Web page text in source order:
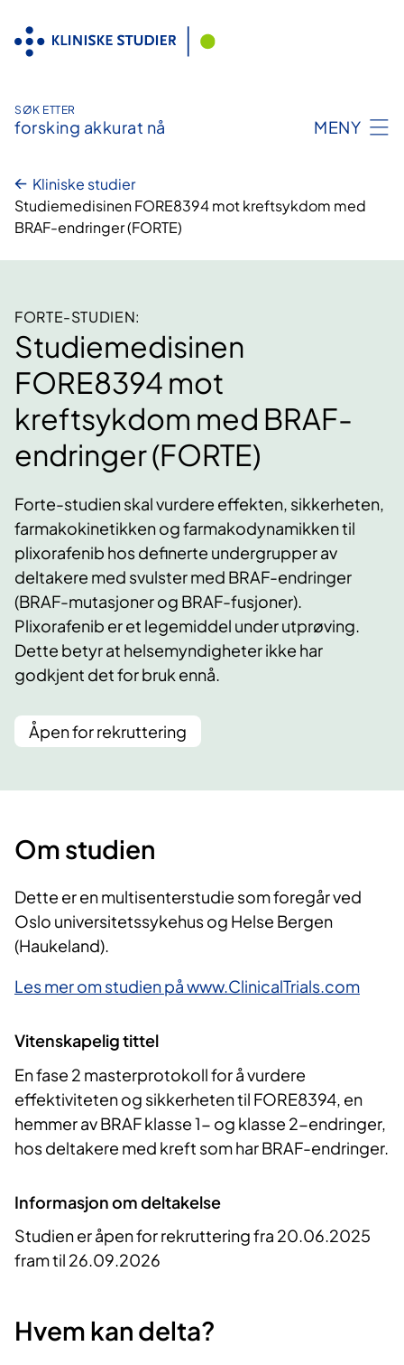
innhold
SØK ETTER
forsking akkurat nå MENY
Kliniske studier
Studiemedisinen FORE8394 mot kreftsykdom med
BRAF-endringer (FORTE)
FORTE-STUDIEN:
Studiemedisinen
FORE8394 mot
kreftsykdom med BRAF-
endringer (FORTE)
Forte-studien skal vurdere effekten, sikkerheten,
farmakokinetikken og farmakodynamikken til
plixorafenib hos definerte undergrupper av
deltakere med svulster med BRAF-endringer
(BRAF-mutasjoner og BRAF-fusjoner).
Plixorafenib er et legemiddel under utprøving.
Dette betyr at helsemyndigheter ikke har
godkjent det for bruk ennå.
Åpen for rekruttering
Om studien
Dette er en multisenterstudie som foregår ved
Oslo universitetssykehus og Helse Bergen
(Haukeland).
Les mer om studien på www.ClinicalTrials.com
Vitenskapelig tittel
En fase 2 masterprotokoll for å vurdere
effektiviteten og sikkerheten til FORE8394, en
hemmer av BRAF klasse 1- og klasse 2-endringer,
hos deltakere med kreft som har BRAF-endringer.
Informasjon om deltakelse
Studien er åpen for rekruttering fra 20.06.2025
fram til 26.09.2026
Hvem kan delta?